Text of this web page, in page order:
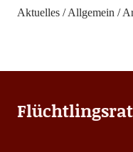
Aktuelles Allgemein